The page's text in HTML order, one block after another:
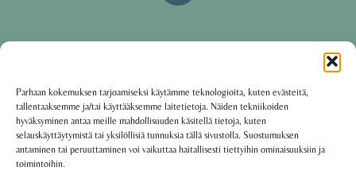
Parhaan kokemuksen tarjoamiseksi käytämme teknologioita, kuten evästeitä,
tallentaaksemme ja/tai käyttääksemme laitetietoja. Näiden tekniikoiden
hyväksyminen antaa meille mahdollisuuden käsitellä tietoja, kuten
selauskäyttäytymistä tai yksilöllisiä tunnuksia tällä sivustolla. Suostumuksen
antaminen tai peruuttaminen voi vaikuttaa haitallisesti tiettyihin ominaisuuksiin ja
toimintoihin.
Käyttöehdot·Tietosuojakäytäntö